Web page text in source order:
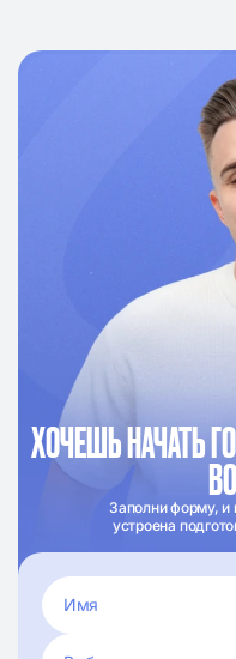
ХОЧЕШЬ НАЧАТЬ
Заполни форму,
устроена